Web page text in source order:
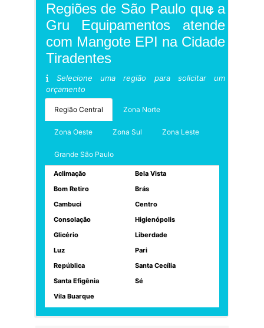
Regiões de São Paulo que a
Gru Equipamentos atende
com Mangote EPI na Cidade
Tiradentes
Selecione uma região para solicitar um
orçamento
Região Central Zona Norte
Zona Oeste Zona Sul Zona Leste
Grande São Paulo
Aclimação
Bela Vista
Bom Retiro
Brás
Cambuci
Centro
Consolação
Higienópolis
Glicério
Liberdade
Luz
Pari
República
Santa Cecília
Santa Efigênia
Sé
Vila Buarque